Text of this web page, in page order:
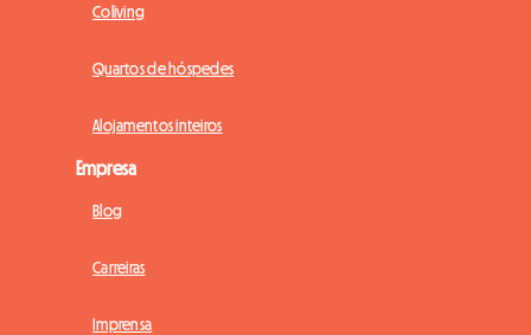
Coliving
Quartos de hóspedes
Alojamentos inteiros
Empresa
Blog
Carreiras
Imprensa